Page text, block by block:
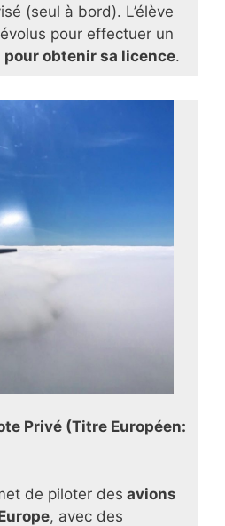
(seul à bord). L’élève
pour effectuer un
pour obtenir sa licence.
Privé (Titre Européen:
de piloter des avions
, avec des